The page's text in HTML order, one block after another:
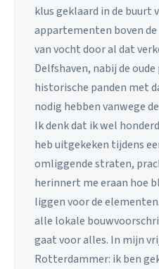
klus geklaard in de buurt
appartementen boven
van vocht door al dat
Delfshaven, nabij de
historische panden met
nodig hebben vanwege
Ik denk dat ik wel
heb uitgekeken tijdens
omliggende straten,
herinnert me eraan hoe
liggen voor de
alle lokale
gaat voor alles. In mijn
Rotterdammer: ik ben